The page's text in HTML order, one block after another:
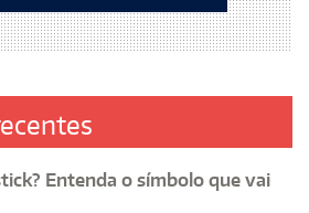
Entenda o símbolo que vai